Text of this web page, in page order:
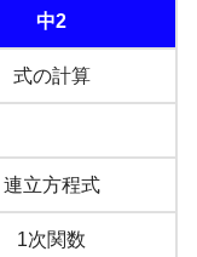
中2
式の計算
連立方程式
1次関数